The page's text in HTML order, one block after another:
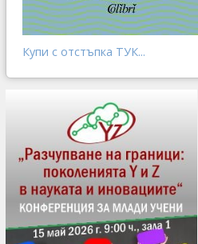
Купи с отстъпка ТУК...